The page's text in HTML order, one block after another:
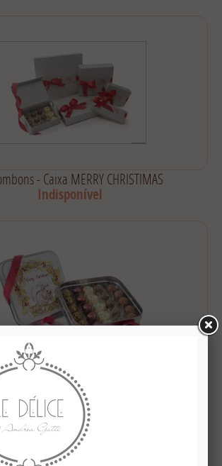
- Caixa MERRY CHRISTIMAS
Indisponível
christmas com 25 doces - by Paty Vitali
Indisponível